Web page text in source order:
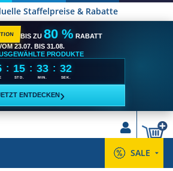
ab 2500,- €**
BIS ZU 80 % RABATT
23.07. BIS 31.08.
PRODUKTE
: 15
STD.
: 33
MIN.
: 31
SEK.
ENTDECKEN ›
SALE